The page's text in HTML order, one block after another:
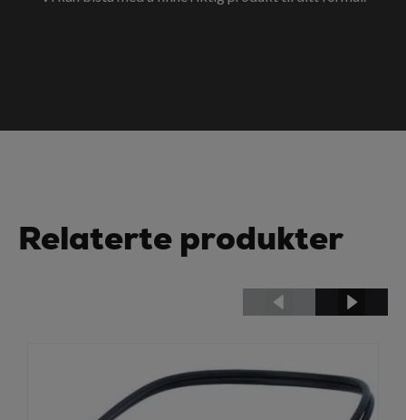
Relaterte produkter